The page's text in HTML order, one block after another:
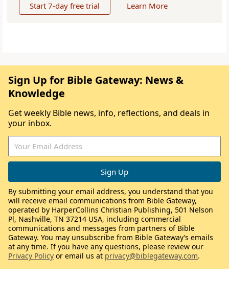
Start 7-day free trial Learn More
Sign Up for Bible Gateway: News &
Knowledge
Get weekly Bible news, info, reflections, and deals in
your inbox.
By submitting your email address, you understand that you
will receive email communications from Bible Gateway,
operated by HarperCollins Christian Publishing, 501 Nelson
Pl, Nashville, TN 37214 USA, including commercial
communications and messages from partners of Bible
Gateway. You may unsubscribe from Bible Gateway’s emails
at any time. If you have any questions, please review our
Privacy Policy or email us at privacy@biblegateway.com.